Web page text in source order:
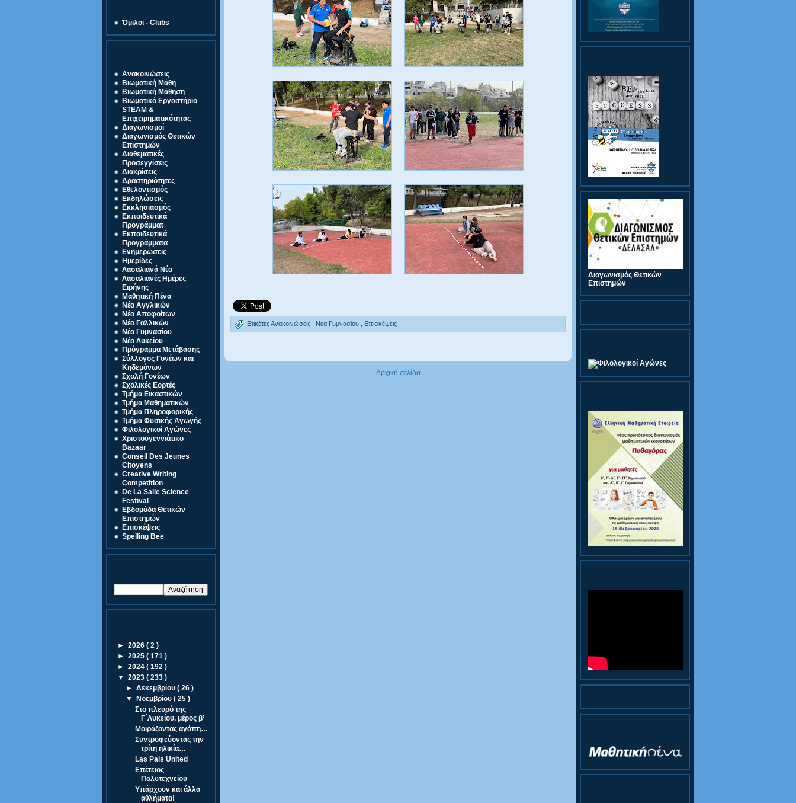
Όμιλοι - Clubs
Ανακοινώσεις
Βιωματική Μάθη
Βιωματική Μάθηση
Βιωματικό Εργαστήριο
STEAM &
Επιχειρηματικότητας
Διαγωνισμοί
Διαγωνισμός Θετικών
Επιστημών
Διαθεματικές
Προσεγγίσεις
Διακρίσεις
Δραστηριότητες
Εθελοντισμός
Εκδηλώσεις
Εκκλησιασμός
Εκπαιδευτικά
Προγράμματ
Εκπαιδευτικά
Προγράμματα
Ενημερώσεις
Ημερίδες
Λασαλιανά Νέα
Λασαλιανές Ημέρες
Ειρήνης
Μαθητική Πένα
Νέα Αγγλικών
Νέα Αποφοίτων
Νέα Γαλλικών
Νέα Γυμνασίου
Νέα Λυκείου
Πρόγραμμα Μετάβασης
Σύλλογος Γονέων και
Κηδεμόνων
Σχολή Γονέων
Σχολικές Εορτές
Τμήμα Εικαστικών
Τμήμα Μαθηματικών
Τμήμα Πληροφορικής
Τμήμα Φυσικής Αγωγής
Φιλολογικοί Αγώνες
Χριστουγεννιάτικο
Bazaar
Conseil Des Jeunes
Citoyens
Creative Writing
Competition
De La Salle Science
Festival
Eβδομάδα Θετικών
Επιστημών
Eπισκέψεις
Spelling Bee
► 2026 ( 2 )
► 2025 ( 171 )
► 2024 ( 192 )
▼ 2023 ( 233 )
►Δεκεμβρίου( 26 )
▼
Νοεμβρίου( 25 )
Στο πλευρό της
Γ΄Λυκείου, μέρος β’
Μοιράζοντας αγάπη…
Συντροφεύοντας την
τρίτη ηλικία…
Las Pals United
Επέτειος
Πολυτεχνείου
Υπάρχουν και άλλα
αθλήματα!
ΕτικέτεςΑνακοινώσεις Νέα Γυμνασίου Eπισκέψεις
Αρχική σελίδα
Διαγωνισμός Θετικών
Επιστημών